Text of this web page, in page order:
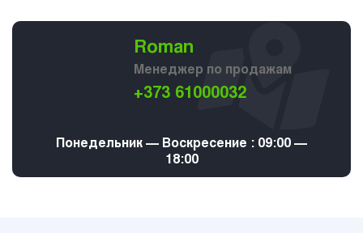
Roman
Менеджер по продажам
+373 61000032
Понедельник — Воскресение : 09:00 —
18:00